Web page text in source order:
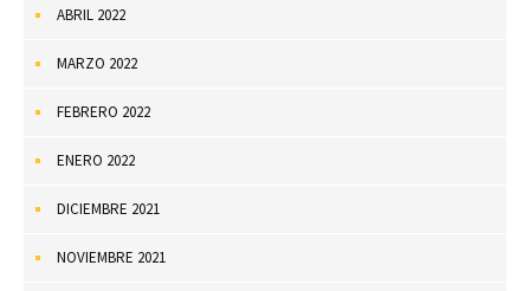
ABRIL 2022
MARZO 2022
FEBRERO 2022
ENERO 2022
DICIEMBRE 2021
NOVIEMBRE 2021